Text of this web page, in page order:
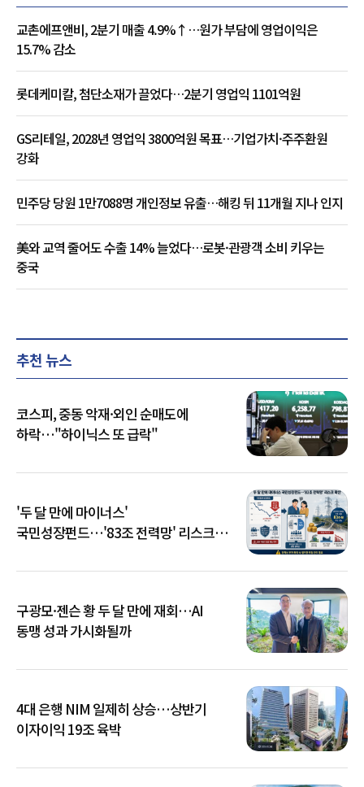
교촌에프앤비, 2분기 매출 4.9%↑…원가 부담에 영업이익은
15.7% 감소
롯데케미칼, 첨단소재가 끌었다…2분기 영업익 1101억원
GS리테일, 2028년 영업익 3800억원 목표…기업가치·주주환원
강화
민주당 당원 1만7088명 개인정보 유출…해킹 뒤 11개월 지나 인지
美와 교역 줄어도 수출 14% 늘었다…로봇·관광객 소비 키우는
중국
추천 뉴스
코스피, 중동 악재·외인 순매도에
하락…"하이닉스 또 급락"
'두 달 만에 마이너스'
국민성장펀드…'83조 전력망' 리스크
구광모·젠슨 황 두 달 만에 재회…AI
동맹 성과 가시화될까
4대 은행 NIM 일제히 상승…상반기
이자이익 19조 육박